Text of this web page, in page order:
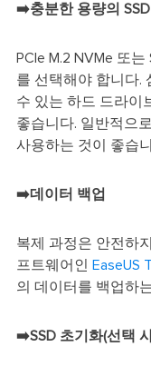
➡️충분한 용량의 SSD
PCIe M.2 NVMe 또
를 선택해야 합니다.
수 있는 하드 드라이
좋습니다. 일반적으
사용하는 것이 좋습
➡️데이터 백업
복제 과정은 안전하
프트웨어인 EaseUS
의 데이터를 백업하
➡️SSD 초기화(선택